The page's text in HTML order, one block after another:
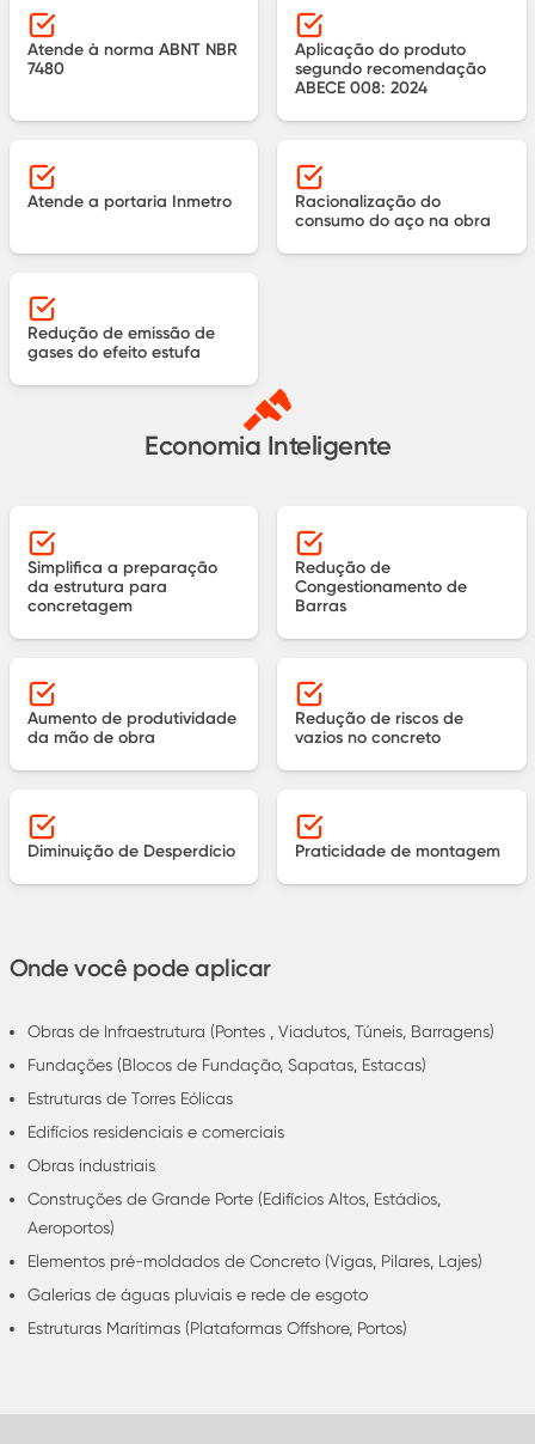
Atende à norma ABNT NBR
7480
Aplicação do produto
segundo recomendação
ABECE 008: 2024
Atende a portaria Inmetro
Racionalização do
consumo do aço na obra
Redução de emissão de
gases do efeito estufa
Economia Inteligente
Simplifica a preparação
da estrutura para
concretagem
Redução de
Congestionamento de
Barras
Aumento de produtividade
da mão de obra
Redução de riscos de
vazios no concreto
Diminuição de Desperdício Praticidade de montagem
Onde você pode aplicar
Obras de Infraestrutura (Pontes , Viadutos, Túneis, Barragens)
Fundações (Blocos de Fundação, Sapatas, Estacas)
Estruturas de Torres Eólicas
Edifícios residenciais e comerciais
Obras industriais
Construções de Grande Porte (Edifícios Altos, Estádios,
Aeroportos)
Elementos pré-moldados de Concreto (Vigas, Pilares, Lajes)
Galerias de águas pluviais e rede de esgoto
Estruturas Marítimas (Plataformas Offshore, Portos)